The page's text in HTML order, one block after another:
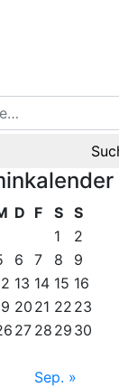
D F S S
1
2
6 7 8
9
13 14 15 16
20 21 22 23
27 28 29 30
Sep. »